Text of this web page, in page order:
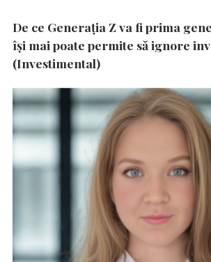
De ce Generația Z va fi prima
își mai poate permite să ignore
(Investimental)